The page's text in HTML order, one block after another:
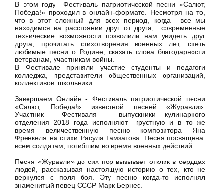
В этом году Фестиваль патриотической песни «Салют,
Победа!» проходил в онлайн-формате. Несмотря на то,
что в этот сложный для всех период, когда все мы
находимся на расстоянии друг от друга, современные
технические возможности позволили нам увидеть друг
друга, прочитать стихотворения военных лет, спеть
любимые песни о Родине, сказать слова благодарности
ветеранам, участникам войны.
В Фестивале приняли участие студенты и педагоги
колледжа, представители общественных организаций,
коллективов, школьники.
Завершаем Онлайн - Фестиваль патриотической песни
«Салют, Победа!» известной песней «Журавли».
Участник Фестиваля – выпускники кулинарного
отделения 2018 года исполняют грустную и в то же
время величественную песню композитора Яна
Френкеля на стихи Расула Гамзатова. Песня посвящена
всем солдатам, погибшим во время военных действий.
Песня «Журавли» до сих пор вызывает отклик в сердцах
людей, рассказывая настоящую историю о тех, кто не
вернулся с поля боя. Эту песню когда-то исполнял
знаменитый певец СССР Марк Бернес.